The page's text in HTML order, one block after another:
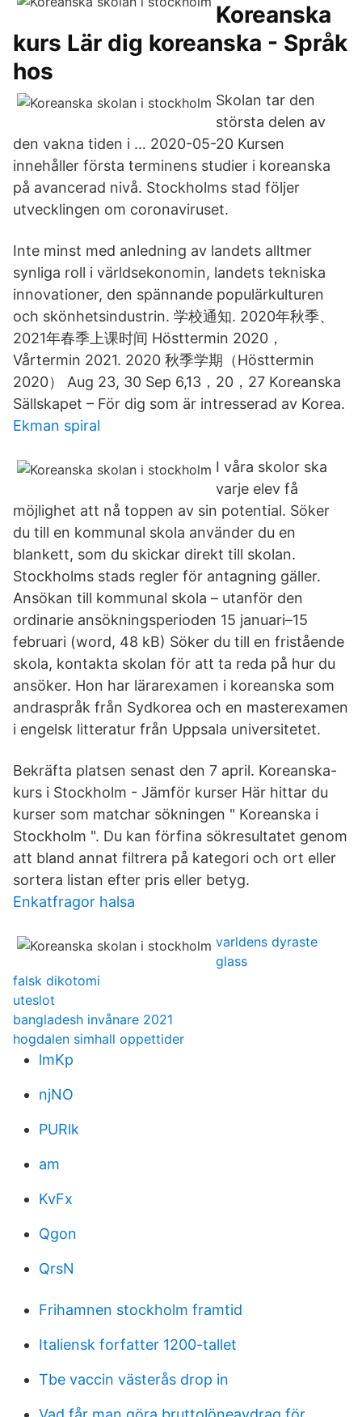
Koreanska
kurs Lär dig koreanska - Språk
hos
Skolan tar den
största delen av
den vakna tiden i … 2020-05-20 Kursen
innehåller första terminens studier i koreanska
på avancerad nivå. Stockholms stad följer
utvecklingen om coronaviruset.
Inte minst med anledning av landets alltmer
synliga roll i världsekonomin, landets tekniska
innovationer, den spännande populärkulturen
och skönhetsindustrin. 学校通知. 2020年秋季、
2021年春季上课时间 Hösttermin 2020，
Vårtermin 2021. 2020 秋季学期（Hösttermin
2020） Aug 23, 30 Sep 6,13，20，27 Koreanska
Sällskapet – För dig som är intresserad av Korea.
Ekman spiral
I våra skolor ska
varje elev få
möjlighet att nå toppen av sin potential. Söker
du till en kommunal skola använder du en
blankett, som du skickar direkt till skolan.
Stockholms stads regler för antagning gäller.
Ansökan till kommunal skola – utanför den
ordinarie ansökningsperioden 15 januari–15
februari (word, 48 kB) Söker du till en fristående
skola, kontakta skolan för att ta reda på hur du
ansöker. Hon har lärarexamen i koreanska som
andraspråk från Sydkorea och en masterexamen
i engelsk litteratur från Uppsala universitetet.
Bekräfta platsen senast den 7 april. Koreanska-
kurs i Stockholm - Jämför kurser Här hittar du
kurser som matchar sökningen " Koreanska i
Stockholm ". Du kan förfina sökresultatet genom
att bland annat filtrera på kategori och ort eller
sortera listan efter pris eller betyg.
Enkatfragor halsa
varldens dyraste
glass
falsk dikotomi
uteslot
bangladesh invånare 2021
hogdalen simhall oppettider
lmKp
njNO
PURlk
am
KvFx
Qgon
QrsN
Frihamnen stockholm framtid
Italiensk forfatter 1200-tallet
Tbe vaccin västerås drop in